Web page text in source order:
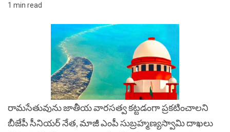
1 min read
రామసేతువును జాతీయ వారసత్వ కట్టడంగా ప్రకటించాలని
బీజేపీ సీనియర్‌ నేత, మాజీ ఎంపీ సుబ్రహ్మణ్యస్వామి దాఖలు